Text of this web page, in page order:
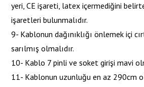
yeri, CE işareti, latex içermediğini
işaretleri bulunmalıdır.
9- Kablonun dağınıklığı önlemek içi
sarılmış olmalıdır.
10- Kablo 7 pinli ve soket girişi mavi
11- Kablonun uzunluğu en az 290cm